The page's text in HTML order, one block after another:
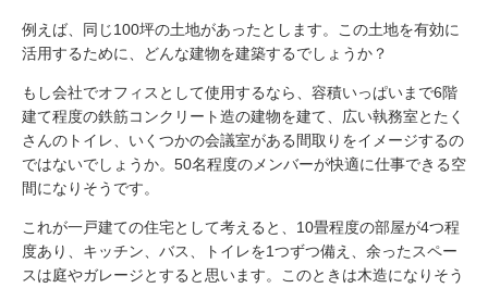
例えば、同じ100坪の土地があったとします。この土地を有効に
活用するために、どんな建物を建築するでしょうか？
もし会社でオフィスとして使用するなら、容積いっぱいまで6階
建て程度の鉄筋コンクリート造の建物を建て、広い執務室とたく
さんのトイレ、いくつかの会議室がある間取りをイメージするの
ではないでしょうか。50名程度のメンバーが快適に仕事できる空
間になりそうです。
これが一戸建ての住宅として考えると、10畳程度の部屋が4つ程
度あり、キッチン、バス、トイレを1つずつ備え、余ったスペー
スは庭やガレージとすると思います。このときは木造になりそう